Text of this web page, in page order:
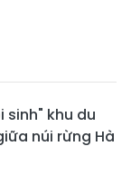
sinh" khu du
núi rừng Hà